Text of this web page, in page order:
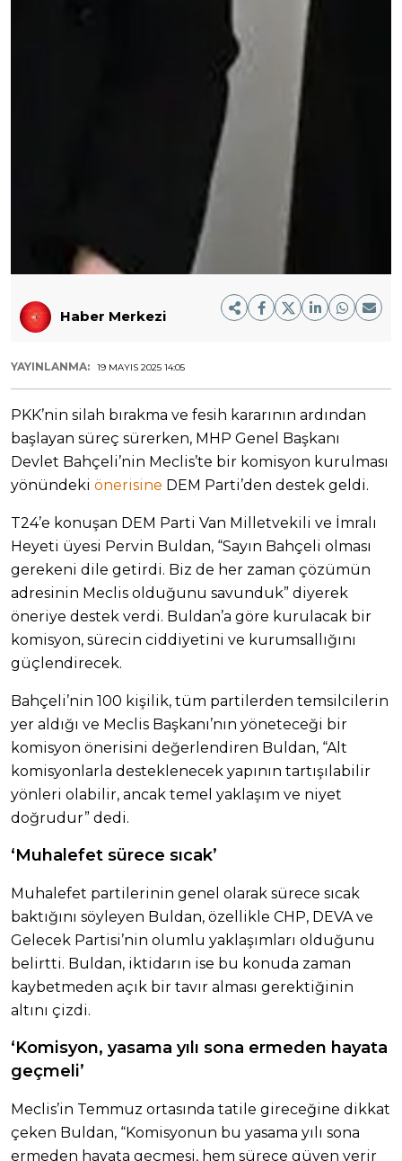
Haber Merkezi
YAYINLANMA: 19 MAYIS 2025 14:05
PKK’nin silah bırakma ve fesih kararının ardından
başlayan süreç sürerken, MHP Genel Başkanı
Devlet Bahçeli’nin Meclis’te bir komisyon kurulması
yönündeki önerisine DEM Parti’den destek geldi.
T24’e konuşan DEM Parti Van Milletvekili ve İmralı
Heyeti üyesi Pervin Buldan, “Sayın Bahçeli olması
gerekeni dile getirdi. Biz de her zaman çözümün
adresinin Meclis olduğunu savunduk” diyerek
öneriye destek verdi. Buldan’a göre kurulacak bir
komisyon, sürecin ciddiyetini ve kurumsallığını
güçlendirecek.
Bahçeli’nin 100 kişilik, tüm partilerden temsilcilerin
yer aldığı ve Meclis Başkanı’nın yöneteceği bir
komisyon önerisini değerlendiren Buldan, “Alt
komisyonlarla desteklenecek yapının tartışılabilir
yönleri olabilir, ancak temel yaklaşım ve niyet
doğrudur” dedi.
‘Muhalefet sürece sıcak’
Muhalefet partilerinin genel olarak sürece sıcak
baktığını söyleyen Buldan, özellikle CHP, DEVA ve
Gelecek Partisi’nin olumlu yaklaşımları olduğunu
belirtti. Buldan, iktidarın ise bu konuda zaman
kaybetmeden açık bir tavır alması gerektiğinin
altını çizdi.
‘Komisyon, yasama yılı sona ermeden hayata
geçmeli’
Meclis’in Temmuz ortasında tatile gireceğine dikkat
çeken Buldan, “Komisyonun bu yasama yılı sona
ermeden hayata geçmesi, hem sürece güven verir